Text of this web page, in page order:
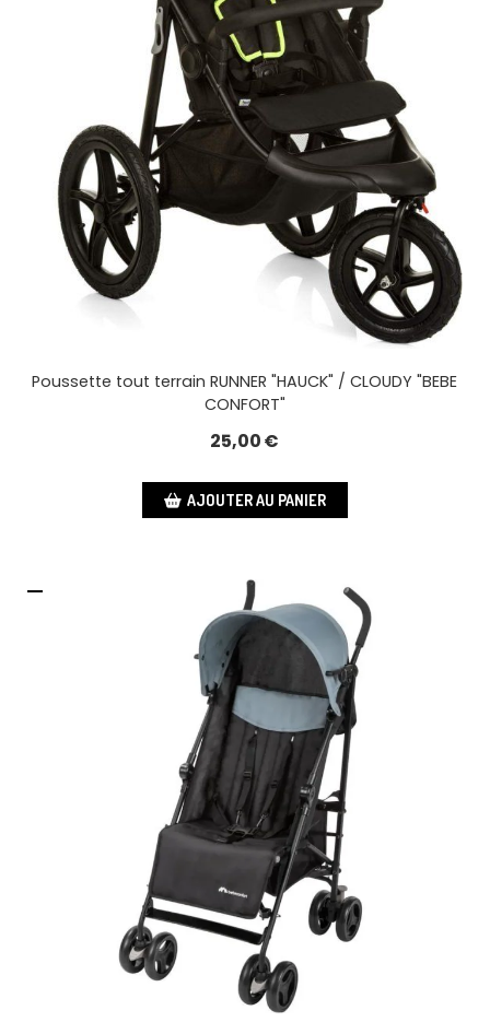
Poussette tout terrain RUNNER "HAUCK" / CLOUDY "BEBE
CONFORT"
25,00€
AJOUTER AU PANIER